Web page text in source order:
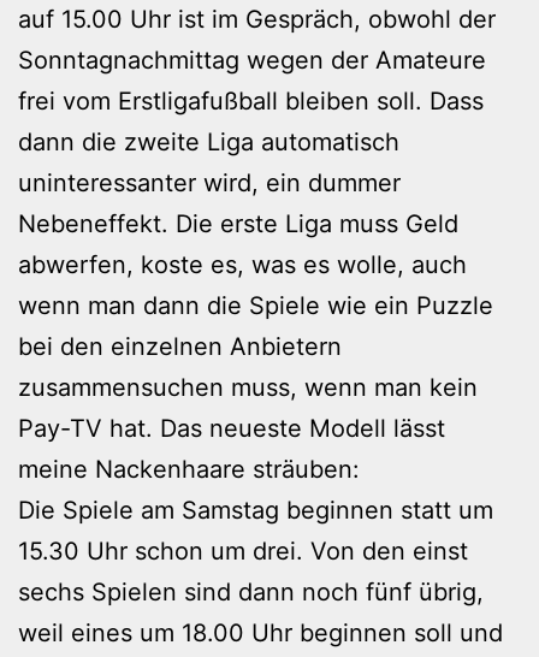
auf 15.00 Uhr ist im Gespräch, obwohl der
Sonntagnachmittag wegen der Amateure
frei vom Erstligafußball bleiben soll. Dass
dann die zweite Liga automatisch
uninteressanter wird, ein dummer
Nebeneffekt. Die erste Liga muss Geld
abwerfen, koste es, was es wolle, auch
wenn man dann die Spiele wie ein Puzzle
bei den einzelnen Anbietern
zusammensuchen muss, wenn man kein
Pay-TV hat. Das neueste Modell lässt
meine Nackenhaare sträuben:
Die Spiele am Samstag beginnen statt um
15.30 Uhr schon um drei. Von den einst
sechs Spielen sind dann noch fünf übrig,
weil eines um 18.00 Uhr beginnen soll und